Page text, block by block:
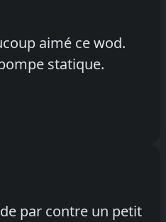
aimé ce wod.
statique.
par contre un petit